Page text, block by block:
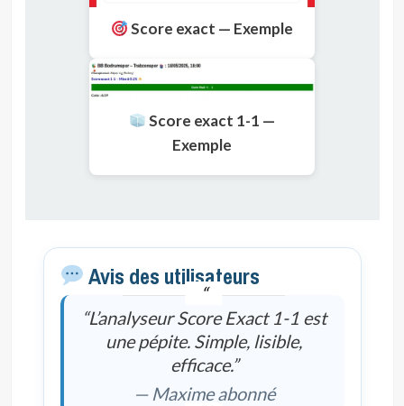
Score exact — Exemple
Score exact 1-1 —
Exemple
Avis des utilisateurs
“L’analyseur Score Exact 1-1 est
une pépite. Simple, lisible,
efficace.”
— Maxime abonné